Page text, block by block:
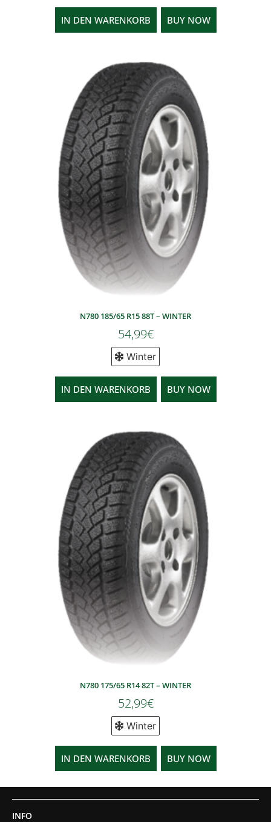
IN DEN WARENKORB BUY NOW
N780 185/65 R15 88T – WINTER
54,99€
Winter
IN DEN WARENKORB BUY NOW
N780 175/65 R14 82T – WINTER
52,99€
Winter
IN DEN WARENKORB BUY NOW
INFO